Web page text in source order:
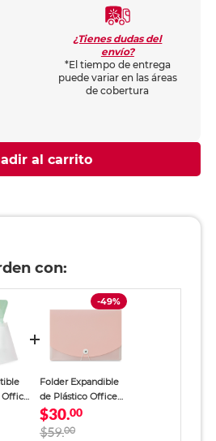
¿Tienes dudas del
envío?
*El tiempo de entrega
puede variar en las áreas
de cobertura
al carrito
con:
Office
-49%
Folder Expandible
de Plástico Office
Depot 3 divisiones
Carta Colores 1 pieza
$30.00
$59.00